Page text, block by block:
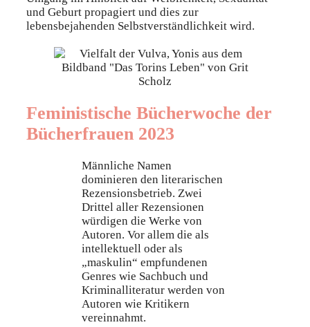
und Geburt propagiert und dies zur
lebensbejahenden Selbstverständlichkeit wird.
Feministische Bücherwoche der
Bücherfrauen 2023
Männliche Namen
dominieren den literarischen
Rezensionsbetrieb. Zwei
Drittel aller Rezensionen
würdigen die Werke von
Autoren. Vor allem die als
intellektuell oder als
„maskulin“ empfundenen
Genres wie Sachbuch und
Kriminalliteratur werden von
Autoren wie Kritikern
vereinnahmt.